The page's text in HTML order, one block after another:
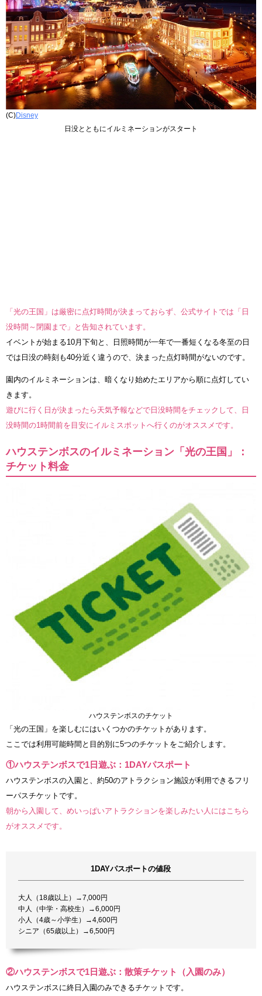
(C)Disney
日没とともにイルミネーションがスタート
「光の王国」は厳密に点灯時間が決まっておらず、公式サイトでは「日
没時間～閉園まで」と告知されています。
イベントが始まる10月下旬と、日照時間が一年で一番短くなる冬至の日
では日没の時刻も40分近く違うので、決まった点灯時間がないのです。
園内のイルミネーションは、暗くなり始めたエリアから順に点灯してい
きます。
遊びに行く日が決まったら天気予報などで日没時間をチェックして、日
没時間の1時間前を目安にイルミスポットへ行くのがオススメです。
ハウステンボスのイルミネーション「光の王国」：
チケット料金
ハウステンボスのチケット
「光の王国」を楽しむにはいくつかのチケットがあります。
ここでは利用可能時間と目的別に5つのチケットをご紹介します。
①ハウステンボスで1日遊ぶ：1DAYパスポート
ハウステンボスの入園と、約50のアトラクション施設が利用できるフリ
ーパスチケットです。
朝から入園して、めいっぱいアトラクションを楽しみたい人にはこちら
がオススメです。
1DAYパスポートの値段
大人（18歳以上）→7,000円
中人（中学・高校生）→6,000円
小人（4歳～小学生）→4,600円
シニア（65歳以上）→6,500円
②ハウステンボスで1日遊ぶ：散策チケット（入園のみ）
ハウステンボスに終日入園のみできるチケットです。